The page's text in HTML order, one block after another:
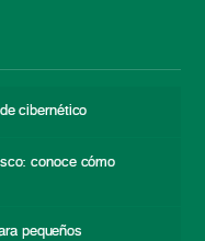
cibernético
conoce cómo
pequeños